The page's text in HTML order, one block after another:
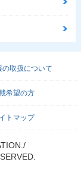
の取扱について
希望の方
トマップ